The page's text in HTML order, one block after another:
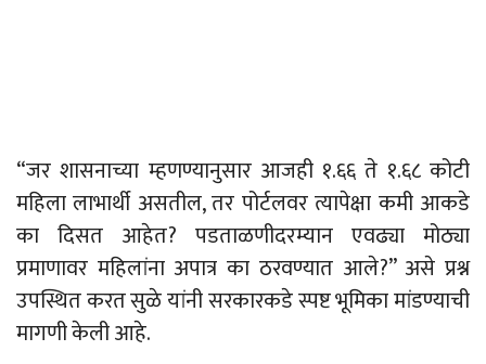
“जर शासनाच्या म्हणण्यानुसार आजही १.६६ ते १.६८ कोटी
महिला लाभार्थी असतील, तर पोर्टलवर त्यापेक्षा कमी आकडे
का दिसत आहेत? पडताळणीदरम्यान एवढ्या मोठ्या
प्रमाणावर महिलांना अपात्र का ठरवण्यात आले?” असे प्रश्न
उपस्थित करत सुळे यांनी सरकारकडे स्पष्ट भूमिका मांडण्याची
मागणी केली आहे.